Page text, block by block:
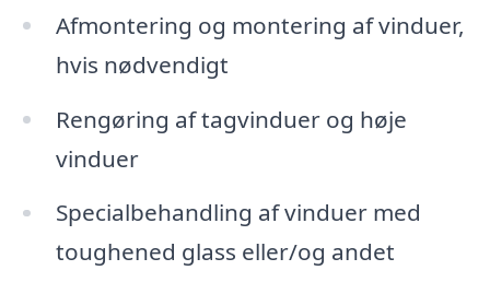
Afmontering og montering af vinduer,
hvis nødvendigt
Rengøring af tagvinduer og høje
vinduer
Specialbehandling af vinduer med
toughened glass eller/og andet